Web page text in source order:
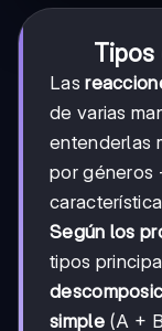
Tipos
Las
de varias
entenderlas
por géneros
Según los
tipos
simple(A +